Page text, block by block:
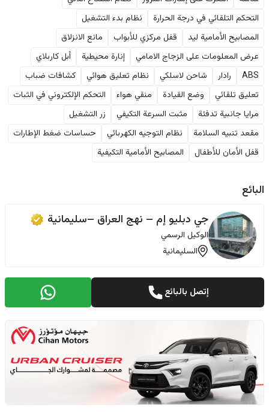
التحكم التلقائي في درجة الحرارة
نظام بدء التشغيل
المصابيح الأمامية ليد
قفل مركزي للأبواب
مانع الانزلاق
عرض المعلومات على الزجاج الامامي
إنارة محيطية
أبل كاربلاي
ABS
رادار شاحن لاسلكي نظام تعليق هوائي
كشافات ضباب
تعليق تلقائي
وضع القيادة منقي هواء
التحكم الإلكتروني في الثبات
مرايا جانبية تدفئة
مثبت السرعة التكيفي
زر التشغيل
مقعد تنبيه السلامة
نظام التوجيه الكهربائي
حساسات ضغط الإطارات
قفل الأمان للأطفال
المصابيح الأمامية التكيفية
البائع
جي دبليو إم – نهج العراق –سليمانية
الوكيل الرسمي
السليمانية
إتصل بالبائع